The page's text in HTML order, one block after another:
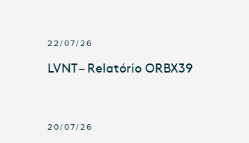
22/07/26
LVNT – Relatório ORBX39
20/07/26